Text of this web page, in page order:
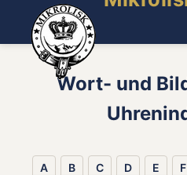
Wort- und
A B C D E F